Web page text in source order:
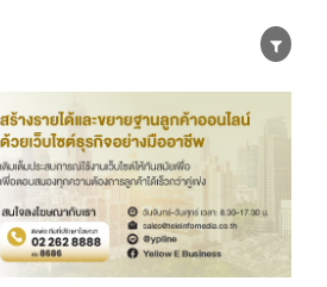
ธุรกิจบริการ